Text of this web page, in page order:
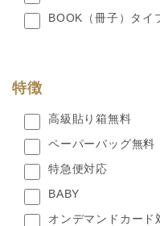
BOOK（冊子）タイ
特徴
高級貼り箱無料
ペーパーバッグ無料
特急便対応
BABY
オンデマンドカード